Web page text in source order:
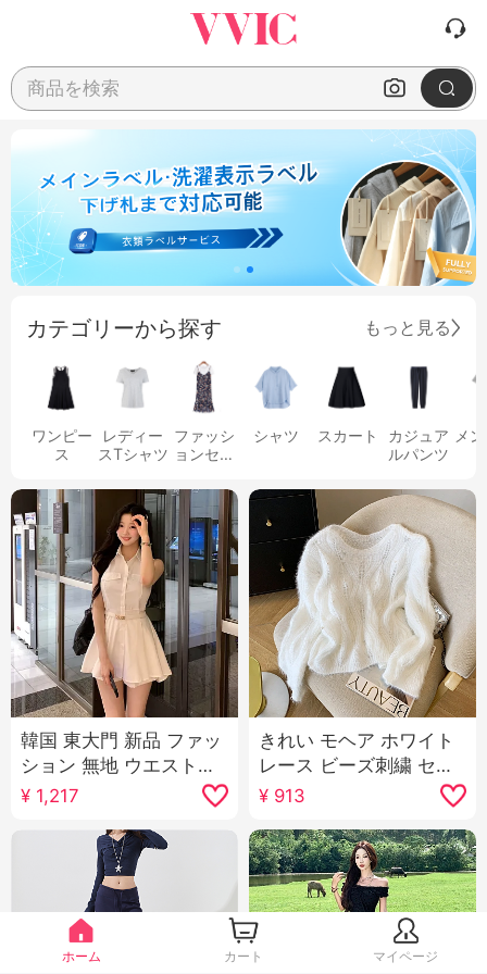
商品を検索
カテゴリーから探す もっと見る
ワンピー
ス
レディー
スTシャツ
ファッシ
ョンセッ
シャツ スカート
カジュア
ルパンツ
メ
韓国 東大門 新品 ファッ
ション 無地 ウエストシ
ェイプ セクシー 表示 ボ
ディピース ミドル丈 シ
ャツ ショートパンツ セ
ットアップ 女性用
¥ 1,217
きれい モヘア ホワイト
レース ビーズ刺繍 セー
ター女 秋冬 ルーズ 風 ソ
フト もちもち 重工業 万
能 カジュアル ニットセ
ーター
¥ 913
ホーム カート マイページ